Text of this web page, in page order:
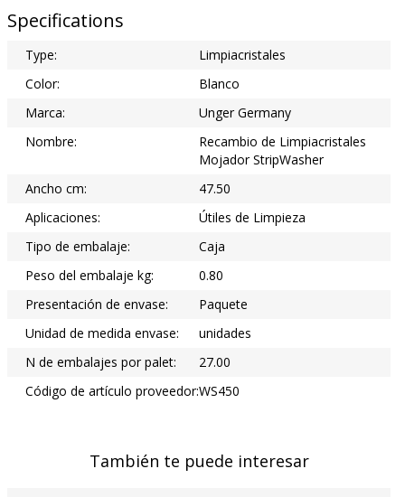
Specifications
Type:
Limpiacristales
Color:
Blanco
Marca:
Unger Germany
Nombre:
Recambio de Limpiacristales
Mojador StripWasher
Ancho cm:
47.50
Aplicaciones:
Útiles de Limpieza
Tipo de embalaje:
Caja
Peso del embalaje kg:
0.80
Presentación de envase:
Paquete
Unidad de medida envase:
unidades
N de embalajes por palet:
27.00
Código de artículo proveedor:WS450
También te puede interesar